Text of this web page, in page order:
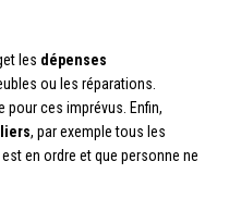
les dépenses
ou les réparations.
pour ces imprévus. Enfin,
, par exemple tous les
en ordre et que personne ne